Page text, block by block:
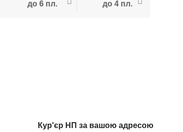
до 6 пл. до 4 пл.
Кур'єр НП за вашою адресою